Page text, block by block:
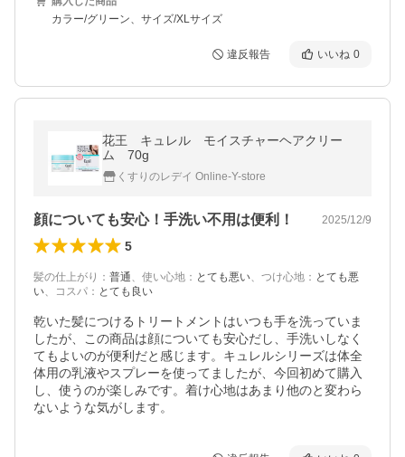
カラー/グリーン、サイズ/XLサイズ
違反報告 いいね 0
花王 キュレル モイスチャーヘアクリー
ム 70g
くすりのレデイ Online-Y-store
顔についても安心！手洗い不用は便利！ 2025/12/9
5
髪の仕上がり ： 普通、 使い心地 ： とても悪い、 つけ心地 ： とても悪
い、 コスパ ： とても良い
乾いた髪につけるトリートメントはいつも手を洗っていま
したが、この商品は顔についても安心だし、手洗いしなく
てもよいのが便利だと感じます。キュレルシリーズは体全
体用の乳液やスプレーを使ってましたが、今回初めて購入
し、使うのが楽しみです。着け心地はあまり他のと変わら
ないような気がします。